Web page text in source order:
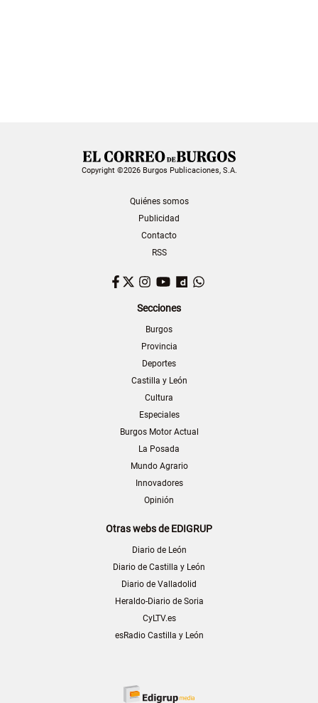
Copyright ©2026 Burgos Publicaciones, S.A.
Quiénes somos
Publicidad
Contacto
RSS
Facebook
TwitterInstagram
YouTubeDailymotion
Secciones
Burgos
Provincia
Deportes
Castilla y León
Cultura
Especiales
Burgos Motor Actual
La Posada
Mundo Agrario
Innovadores
Opinión
Otras webs de EDIGRUP
Diario de León
Diario de Castilla y León
Diario de Valladolid
Heraldo-Diario de Soria
CyLTV.es
esRadio Castilla y León